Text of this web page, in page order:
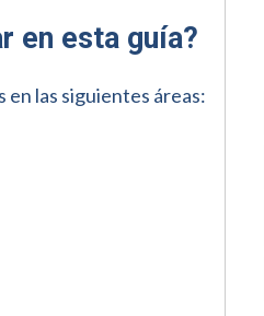
en esta guía?
las siguientes áreas: